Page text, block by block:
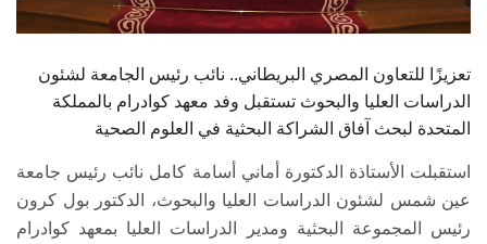
تعزيزًا للتعاون المصري البريطاني.. نائب رئيس الجامعة لشئون
الدراسات العليا والبحوث تستقبل وفد معهد كوادرام بالمملكة
المتحدة لبحث آفاق الشراكة البحثية في العلوم الصحية
استقبلت الأستاذة الدكتورة أماني أسامة كامل نائب رئيس جامعة
عين شمس لشئون الدراسات العليا والبحوث، الدكتور بول كرون
رئيس المجموعة البحثية ومدير الدراسات العليا بمعهد كوادرام